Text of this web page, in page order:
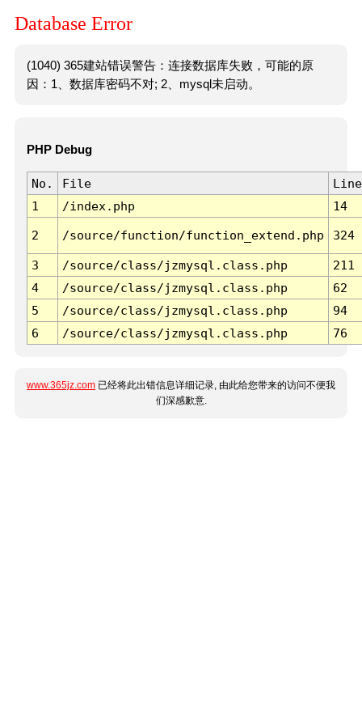
Database Error
(1040) 365建站错误警告：连接数据库失败，可能的原
因：1、数据库密码不对; 2、mysql未启动。
PHP Debug
No. File
Line
1
/index.php 14
2 /source/function/function_extend.php 324
3 /source/class/jzmysql.class.php
211
4
/source/class/jzmysql.class.php
62
5
/source/class/jzmysql.class.php
94
6
/source/class/jzmysql.class.php 76
www.365jz.com 已经将此出错信息详细记录, 由此给您带来的访问不便我
们深感歉意.